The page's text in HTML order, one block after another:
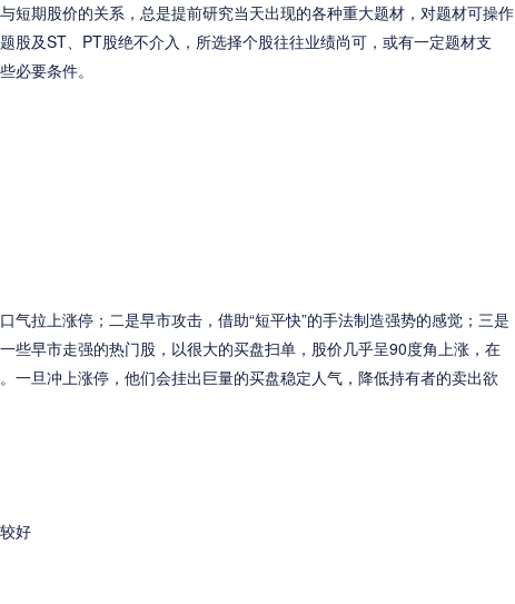
期股价的关系，总是提前研究当天出现的各种重大题材，对题材可操作
股及ST、PT股绝不介入，所选择个股往往业绩尚可，或有一定题材支
必要条件。
拉上涨停；二是早市攻击，借助“短平快”的手法制造强势的感觉；三是
些早市走强的热门股，以很大的买盘扫单，股价几乎呈90度角上涨，在
一旦冲上涨停，他们会挂出巨量的买盘稳定人气，降低持有者的卖出欲
好